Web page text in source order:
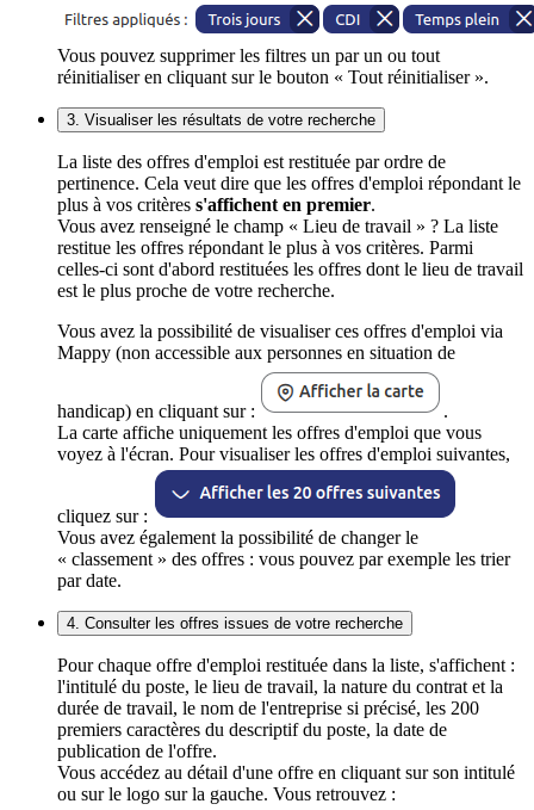
Vous pouvez supprimer les filtres un par un ou tout
réinitialiser en cliquant sur le bouton « Tout réinitialiser ».
3. Visualiser les résultats de votre recherche
La liste des offres d'emploi est restituée par ordre de
pertinence. Cela veut dire que les offres d'emploi répondant le
plus à vos critères s'affichent en premier.
Vous avez renseigné le champ « Lieu de travail » ? La liste
restitue les offres répondant le plus à vos critères. Parmi
celles-ci sont d'abord restituées les offres dont le lieu de travail
est le plus proche de votre recherche.
Vous avez la possibilité de visualiser ces offres d'emploi via
Mappy (non accessible aux personnes en situation de
handicap) en cliquant sur :
.
La carte affiche uniquement les offres d'emploi que vous
voyez à l'écran. Pour visualiser les offres d'emploi suivantes,
cliquez sur :
Vous avez également la possibilité de changer le
« classement » des offres : vous pouvez par exemple les trier
par date.
4. Consulter les offres issues de votre recherche
Pour chaque offre d'emploi restituée dans la liste, s'affichent :
l'intitulé du poste, le lieu de travail, la nature du contrat et la
durée de travail, le nom de l'entreprise si précisé, les 200
premiers caractères du descriptif du poste, la date de
publication de l'offre.
Vous accédez au détail d'une offre en cliquant sur son intitulé
ou sur le logo sur la gauche. Vous retrouvez :